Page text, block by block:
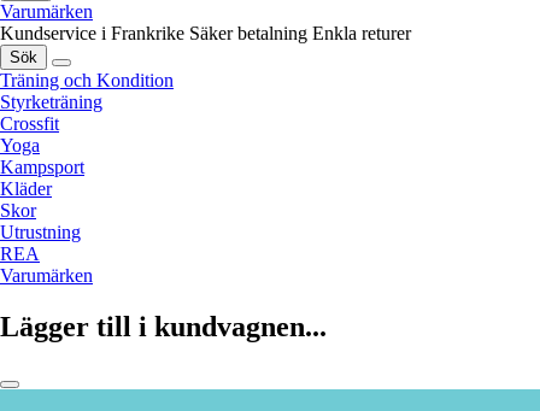
Varumärken
Kundservice i Frankrike Säker betalning Enkla returer
Sök
Träning och Kondition
Styrketräning
Crossfit
Yoga
Kampsport
Kläder
Skor
Utrustning
REA
Varumärken
Lägger till i kundvagnen...